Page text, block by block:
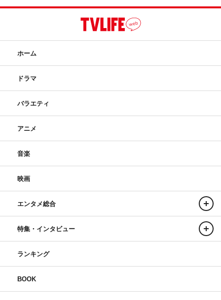
ホーム
ドラマ
バラエティ
アニメ
音楽
映画
エンタメ総合
特集・インタビュー
ランキング
BOOK